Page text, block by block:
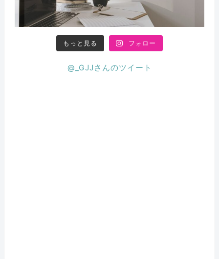
もっと見る フォロー
@_GJJさんのツイート